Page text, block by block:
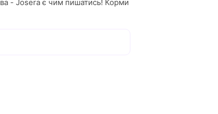
- Josera є чим пишатись! Корми
чи то для котів у
і стабілізаторів, пальмового